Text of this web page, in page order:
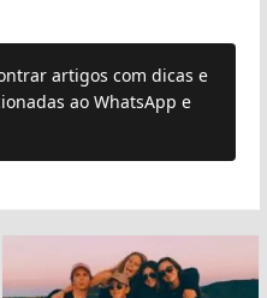
artigos com dicas e
ao WhatsApp e